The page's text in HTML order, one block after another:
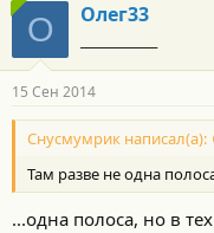
О Олег33
15 Сен 2014
Снусмумрик написал(а):
Там разве не одна
...одна полоса, но в